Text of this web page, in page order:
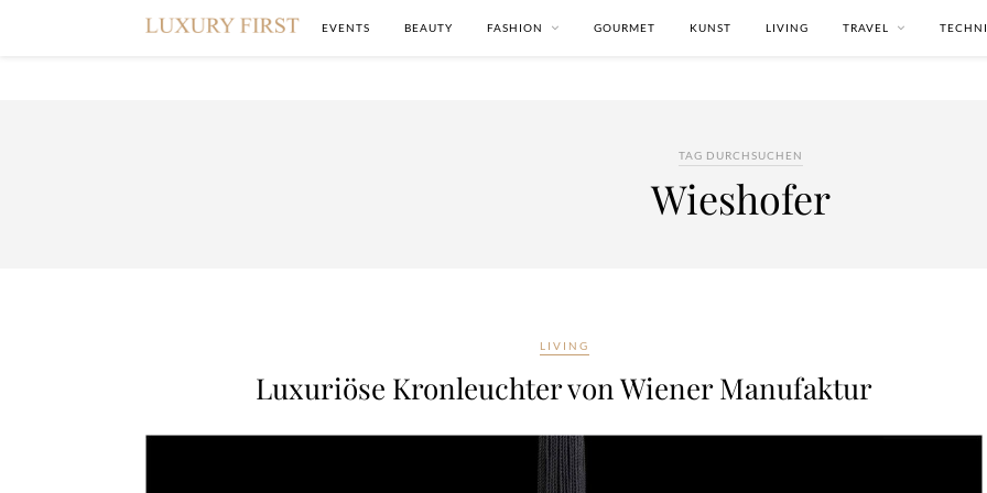
EVENTS BEAUTY FASHION GOURMET KUNST LIVING TRAVEL
TAG DURCHSUCHEN
Wieshofer
LIVING
Luxuriöse Kronleuchter von Wiener Manufaktur